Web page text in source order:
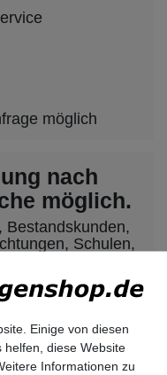
möglich
nach
möglich.
Bestandskunden,
Schulen,
bei uns auf
oder per
Einige von diesen
helfen, diese Website
Informationen zu